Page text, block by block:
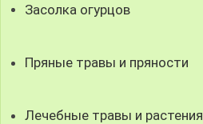
Засолка огурцов
Пряные травы и пряности
Лечебные травы и растения